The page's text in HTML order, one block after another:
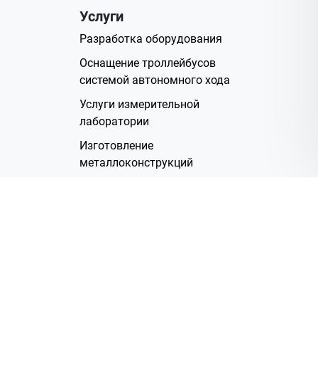
Услуги
Разработка оборудования
Оснащение троллейбусов
системой автономного хода
Услуги измерительной
лаборатории
Изготовление
металлоконструкций